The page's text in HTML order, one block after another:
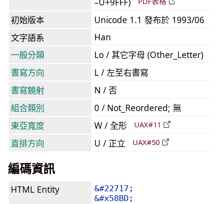
初始版本
Unicode 1.1 發布於 1993/06
文字語系
Han
一般分類
Lo / 其它字母 (Other_Letter)
書寫方向
L / 左至右書寫
書寫鏡射
N / 否
組合類別
0 / Not_Reordered; 無
東亞寬度
W / 全形 UAX#11
直排方向 U / 正立 UAX#50
編碼資訊
HTML Entity
&#22717;
&#x58BD;